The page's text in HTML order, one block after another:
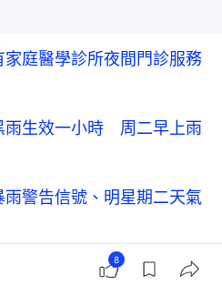
庭醫學診所夜間門診服務
雨生效一小時 周二早上雨
警告信號、明星期二天氣
8